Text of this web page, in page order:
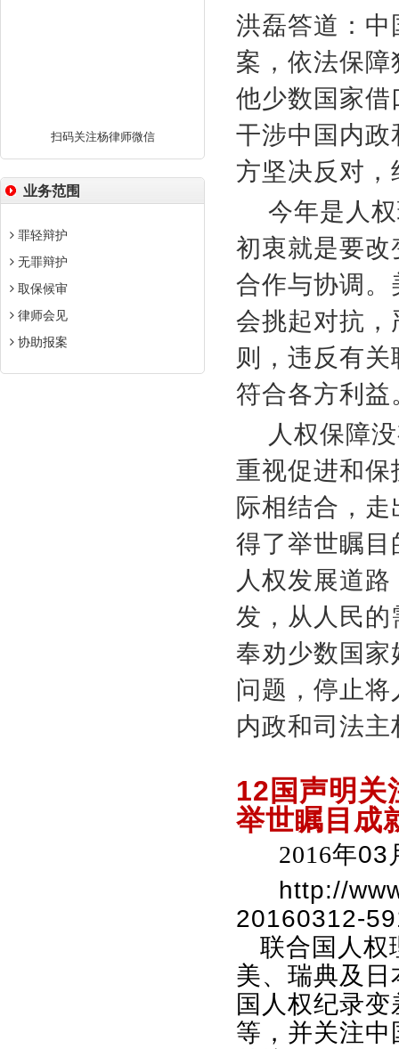
扫码关注杨律师微信
业务范围
罪轻辩护
无罪辩护
取保候审
律师会见
协助报案
洪磊答道：
案，依法保
他少数国家
干涉中国内
方坚决反对
今年是人
初衷就是要
合作与协调
会挑起对抗
则，违反有
符合各方利益
人权保障
重视促进和
际相结合，
得了举世瞩
人权发展道
发，从人民
奉劝少数国
问题，停止
内政和司法主
12国声明关
举世瞩目成
2016年03
http://
20160312-
联合国人权
美、瑞典及日
国人权纪录
等，并关注